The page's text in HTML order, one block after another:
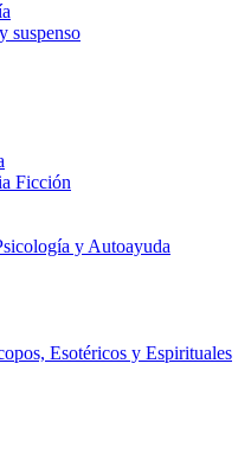
suspenso
Ficción
y Autoayuda
Esotéricos y Espirituales